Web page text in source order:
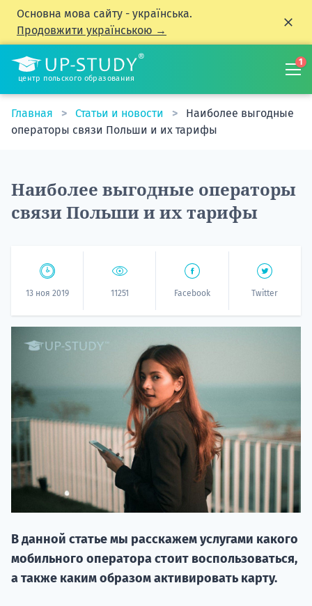
Основна мова сайту - українська.
Продовжити українською →
центр польского образования
1
Главная Статьи и новости
Наиболее выгодные
операторы связи Польши и их тарифы
Наиболее выгодные операторы
связи Польши и их тарифы
13 ноя 2019 11251 Facebook Twitter
В данной статье мы расскажем услугами какого
мобильного оператора стоит воспользоваться,
а также каким образом активировать карту.
НАБОР